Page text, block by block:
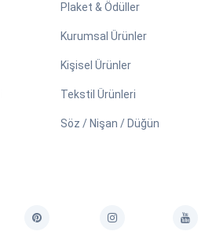
Plaket & Ödüller
Kurumsal Ürünler
Kişisel Ürünler
Tekstil Ürünleri
Söz / Nişan / Düğün